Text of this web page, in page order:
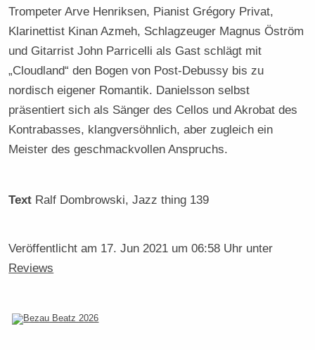
Trompeter Arve Henriksen, Pianist Grégory Privat,
Klarinettist Kinan Azmeh, Schlagzeuger Magnus Öström
und Gitarrist John Parricelli als Gast schlägt mit
„Cloudland“ den Bogen von Post-Debussy bis zu
nordisch eigener Romantik. Danielsson selbst
präsentiert sich als Sänger des Cellos und Akrobat des
Kontrabasses, klangversöhnlich, aber zugleich ein
Meister des geschmackvollen Anspruchs.
Text Ralf Dombrowski, Jazz thing 139
Veröffentlicht am 17. Jun 2021 um 06:58 Uhr unter
Reviews